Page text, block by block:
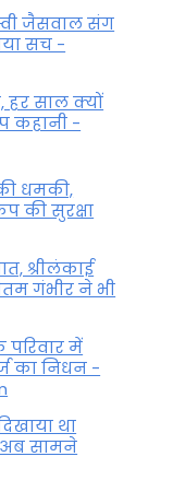
जैसवाल संग
सच -
हर साल क्यों
कहानी -
धमकी,
की सुरक्षा
श्रीलंकाई
गंभीर ने भी
में
का निधन -
था
अब सामने